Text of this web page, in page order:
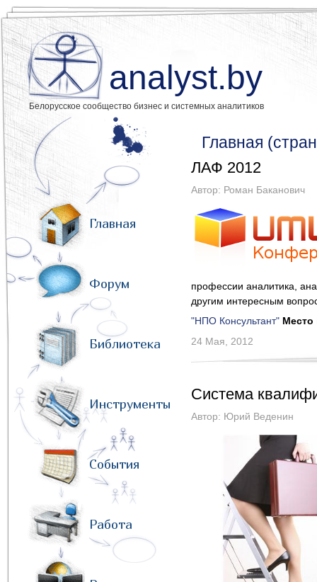
analyst.by
Белорусское сообщество бизнес и системных аналитиков
Главная
Форум
Библиотека
Инструменты
События
Работа
Главная
ЛАФ 2012
Автор: Роман Баканович
профессии аналитика,
другим интересным
"НПО Консультант" Место
24 Мая, 2012
Система
Автор: Юрий Веденин